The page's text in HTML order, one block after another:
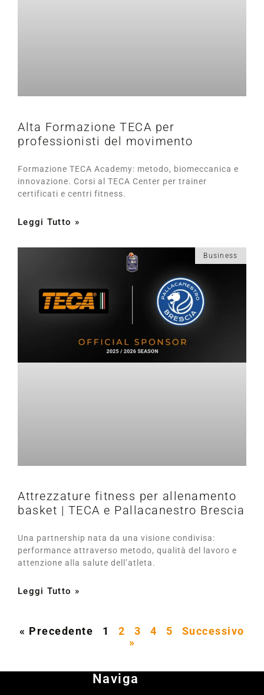
Alta Formazione TECA per
professionisti del movimento
Formazione TECA Academy: metodo, biomeccanica e
innovazione. Corsi al TECA Center per trainer
certificati e centri fitness.
Leggi Tutto »
Business
Attrezzature fitness per allenamento
basket | TECA e Pallacanestro Brescia
Una partnership nata da una visione condivisa:
performance attraverso metodo, qualità del lavoro e
attenzione alla salute dell’atleta.
Leggi Tutto »
« Precedente 1 2 3 4 5
Successivo
»
Naviga